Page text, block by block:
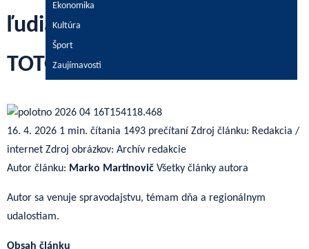
Ekonomika
Kultúra
Šport
Zaujímavosti
ľudia lákajú deti do auta. Na
TOTO si dajte pozor!
16. 4. 2026 1 min. čítania 1493 prečítaní Zdroj článku: Redakcia /
internet Zdroj obrázkov: Archív redakcie
Autor článku: Marko Martinovič Všetky články autora
Autor sa venuje spravodajstvu, témam dňa a regionálnym
udalostiam.
Obsah článku